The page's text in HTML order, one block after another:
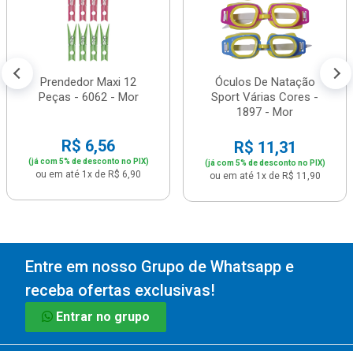
Prendedor Maxi 12
Peças - 6062 - Mor
R$ 6,56
(já com 5% de desconto no PIX)
ou em até 1x de R$ 6,90
Óculos De Natação
Sport Várias Cores -
1897 - Mor
R$ 11,31
(já com 5% de desconto no PIX)
ou em até 1x de R$ 11,90
Entre em nosso Grupo de Whatsapp e
receba ofertas exclusivas!
Entrar no grupo